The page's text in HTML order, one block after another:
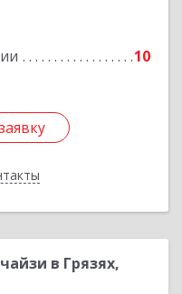
10
в Грязях,